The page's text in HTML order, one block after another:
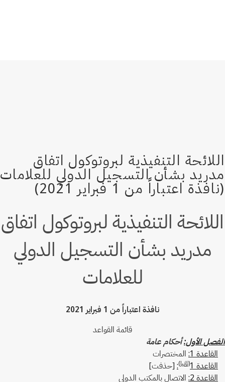
اللائحة التنفيذية لبروتوكول اتفاق
مدريد بشأن التسجيل الدولي
للعلامات
نافذة اعتباراً من 1 فبراير 2021
قائمة القواعد
الفصل الأول:أحكام عامة
القاعدة 1:
المختصرات
القاعدة 1
(ثانيا):[حذفت]
القاعدة 2:
الاتصال بالمكتب الدولي